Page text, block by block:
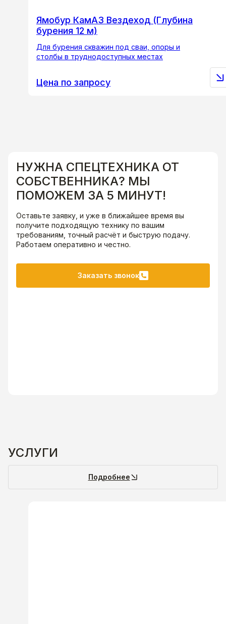
Ямобур КамАЗ Вездеход (Глубина
бурения 12 м)
Для бурения скважин под сваи, опоры и
столбы в труднодоступных местах
Цена по запросу
НУЖНА СПЕЦТЕХНИКА ОТ
СОБСТВЕННИКА? МЫ
ПОМОЖЕМ ЗА 5 МИНУТ!
Оставьте заявку, и уже в ближайшее время вы
получите подходящую технику по вашим
требованиям, точный расчёт и быструю подачу.
Работаем оперативно и честно.
Заказать звонок
УСЛУГИ
Подробнее